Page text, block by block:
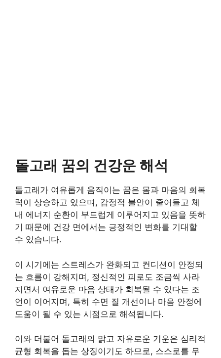
돌고래 꿈의 건강운 해석
돌고래가 여유롭게 움직이는 꿈은 몸과 마음의 회복
력이 상승하고 있으며, 감정적 불안이 줄어들고 체
내 에너지 순환이 부드럽게 이루어지고 있음을 뜻하
기 때문에 건강 면에서는 긍정적인 변화를 기대할
수 있습니다.
이 시기에는 스트레스가 완화되고 컨디션이 안정되
는 흐름이 강해지며, 정신적인 피로도 조금씩 사라
지면서 여유로운 마음 상태가 회복될 수 있다는 조
언이 이어지며, 특히 수면 질 개선이나 마음 안정에
도움이 될 수 있는 시점으로 해석됩니다.
이와 더불어 돌고래의 맑고 자유로운 기운은 심리적
균형 회복을 돕는 상징이기도 하므로, 스스로를 무